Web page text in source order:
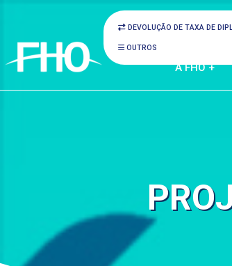
DEVOLUÇÃO DE TAXA DE
OUTROS
A FHO +